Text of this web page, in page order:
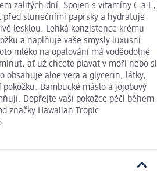
zalitých dní. Spojen s vitamíny C a E,
slunečními paprsky a hydratuje
lesklou. Lehká konzistence krému
a naplňuje vaše smysly luxusní
mléko na opalování má voděodolné
ať už chcete plavat v moři nebo si
obsahuje aloe vera a glycerin, látky,
Bambucké máslo a jojobový
Dopřejte vaší pokožce péči během
značky Hawaiian Tropic.